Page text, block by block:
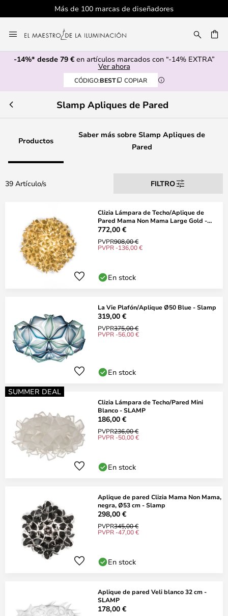
Más de 100 marcas de diseñadores
al
contenido
-14%* desde 79 €en artículos marcados con “-14% EXTRA”
Ver ahora
CÓDIGO:BEST COPIAR
Slamp Apliques de Pared
Productos
Saber más sobre Slamp Apliques de
Pared
39 Artículo/s FILTRO
Clizia Lámpara de Techo/Aplique de
Pared Mama Non Mama Large Gold -
Slamp
772,00 €
PVPR908,00 €
PVPR -136,00 €
En stock
La Vie Plafón/Aplique Ø50 Blue - Slamp
319,00 €
PVPR375,00 €
PVPR -56,00 €
En stock
SUMMER DEAL
Clizia Lámpara de Techo/Pared Mini
Blanco - SLAMP
186,00 €
PVPR236,00 €
PVPR -50,00 €
En stock
Aplique de pared Clizia Mama Non Mama,
negra, Ø53 cm - Slamp
298,00 €
PVPR345,00 €
PVPR -47,00 €
En stock
Aplique de pared Veli blanco 32 cm -
SLAMP
178,00 €